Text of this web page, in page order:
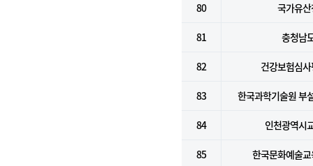
80 국가유
81 충청남
82 건강보험심
83 한국과학기술원 부
84 인천광역시
85 한국문화예술